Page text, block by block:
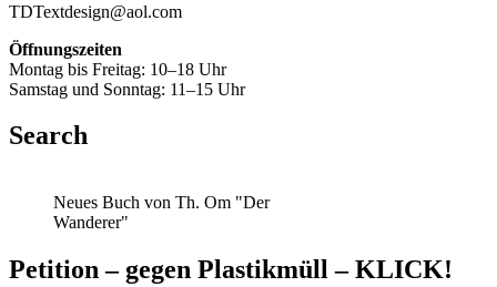
TDTextdesign@aol.com
Öffnungszeiten
Montag bis Freitag: 10–18 Uhr
Samstag und Sonntag: 11–15 Uhr
Search
Neues Buch von Th. Om "Der
Wanderer"
Petition – gegen Plastikmüll – KLICK!